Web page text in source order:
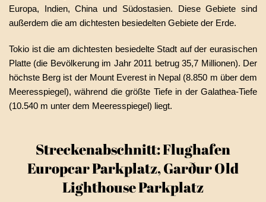
Europa, Indien, China und Südostasien. Diese Gebiete sind
außerdem die am dichtesten besiedelten Gebiete der Erde.
Tokio ist die am dichtesten besiedelte Stadt auf der eurasischen
Platte (die Bevölkerung im Jahr 2011 betrug 35,7 Millionen). Der
höchste Berg ist der Mount Everest in Nepal (8.850 m über dem
Meeresspiegel), während die größte Tiefe in der Galathea-Tiefe
(10.540 m unter dem Meeresspiegel) liegt.
Streckenabschnitt: Flughafen
Europcar Parkplatz, Garður Old
Lighthouse Parkplatz